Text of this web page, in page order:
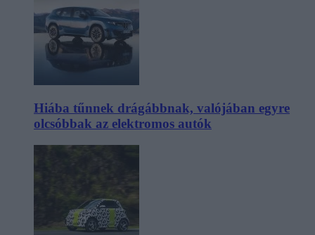
Hiába tűnnek drágábbnak, valójában egyre
olcsóbbak az elektromos autók